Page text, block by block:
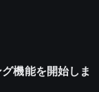
機能を開始しま